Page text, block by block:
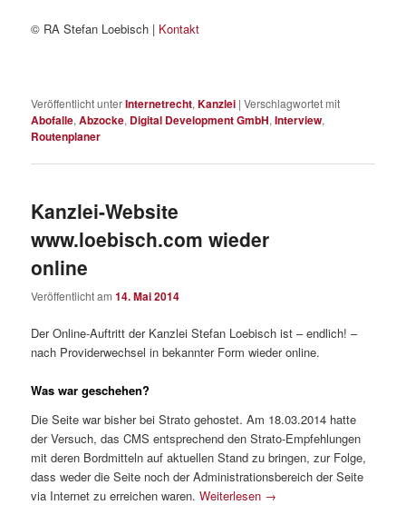
© RA Stefan Loebisch | Kontakt
Veröffentlicht unterInternetrecht,Kanzlei |Verschlagwortet mit
Abofalle,Abzocke, Digital Development GmbH,Interview,
Routenplaner
Kanzlei-Website
www.loebisch.com wieder
online
Veröffentlicht am14. Mai 2014
Der Online-Auftritt der Kanzlei Stefan Loebisch ist – endlich! –
nach Providerwechsel in bekannter Form wieder online.
Was war geschehen?
Die Seite war bisher bei Strato gehostet. Am 18.03.2014 hatte
der Versuch, das CMS entsprechend den Strato-Empfehlungen
mit deren Bordmitteln auf aktuellen Stand zu bringen, zur Folge,
dass weder die Seite noch der Administrationsbereich der Seite
via Internet zu erreichen waren.Weiterlesen →